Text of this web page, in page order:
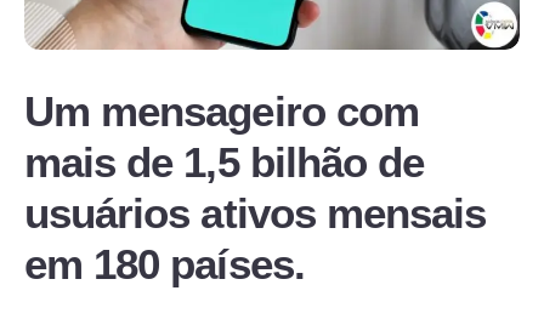
Um mensageiro com
mais de 1,5 bilhão de
usuários ativos mensais
em 180 países.